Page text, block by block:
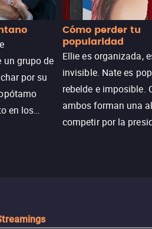
un grupo de
por su
en los
Cómo perder tu
popularidad
Ellie es organizada,
invisible. Nate es
rebelde e imposible.
ambos forman una
competir por la